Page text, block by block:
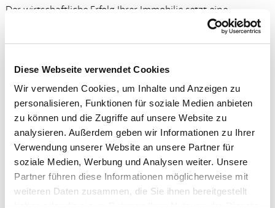
Diese Webseite verwendet Cookies
Wir verwenden Cookies, um Inhalte und Anzeigen zu
personalisieren, Funktionen für soziale Medien anbieten
zu können und die Zugriffe auf unsere Website zu
analysieren. Außerdem geben wir Informationen zu Ihrer
Verwendung unserer Website an unsere Partner für
soziale Medien, Werbung und Analysen weiter. Unsere
Partner führen diese Informationen möglicherweise mit
weiteren Daten zusammen, die Sie ihnen bereitgestellt
Der wirtschaftliche Erfolg Ihrer Immobilie setzt eine
professionelle Verwaltung voraus. Kompetenter Unterhalt
ist die Basis für den Werterhalt Ihrer Investition. Beidem
Ansprüche ans Wohnen so individuell wie die Menschen
selbst.
Von der ersten eigenen Immobilie bis zum Ruhesitz in der
späten Jugend: Auf uns können Sie bauen! Wir schaffen den
Lebensraum, der perfekt zu Ihnen und Ihren Ansprüchen
passt:
Verwaltung:ZIFAM AG